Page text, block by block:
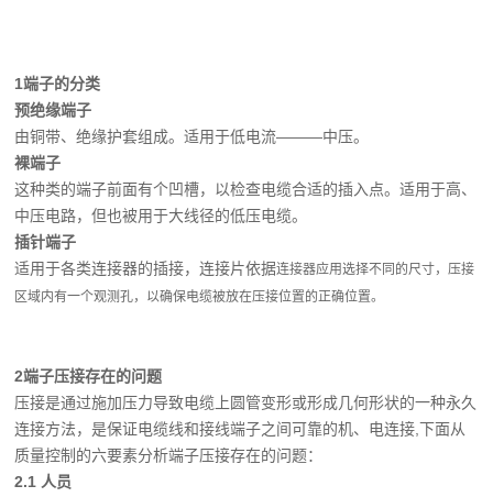
1端子的分类
预绝缘端子
由铜带、绝缘护套组成。适用于低电流———中压。
裸端子
这种类的端子前面有个凹槽，以检查电缆合适的插入点。适用于高、
中压电路，但也被用于大线径的低压电缆。
插针端子
适用于各类连接器的插接，连接片依据连接器应用选择不同的尺寸，压接
区域内有一个观测孔，以确保电缆被放在压接位置的正确位置。
2端子压接存在的问题
压接是通过施加压力导致电缆上圆管变形或形成几何形状的一种永久
连接方法，是保证电缆线和接线端子之间可靠的机、电连接,下面从
质量控制的六要素分析端子压接存在的问题：
2.1 人员